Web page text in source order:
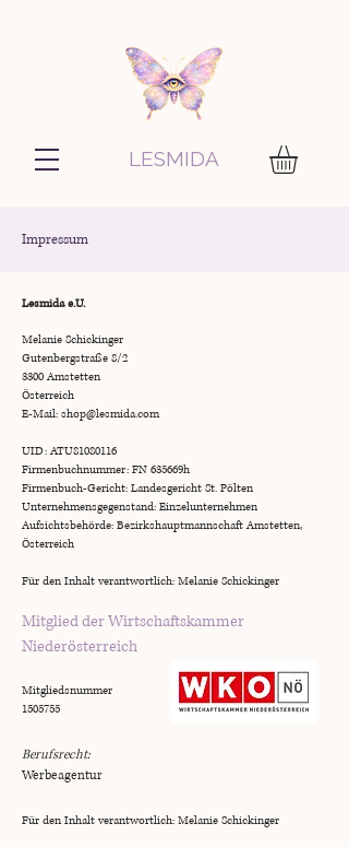
LESMIDA
Impressum
Lesmida e.U.
Melanie Schickinger
Gutenbergstraße 8/2
3300 Amstetten
Österreich
E-Mail: shop@lesmida.com
UID: ATU81080116
Firmenbuchnummer: FN 635669h
Firmenbuch-Gericht: Landesgericht St. Pölten
Unternehmensgegenstand: Einzelunternehmen
Aufsichtsbehörde: Bezirkshauptmannschaft Amstetten,
Österreich
Für den Inhalt verantwortlich: Melanie Schickinger
Mitglied der Wirtschaftskammer
Niederösterreich
Mitgliedsnummer
1505755
Berufsrecht:
Werbeagentur
Für den Inhalt verantwortlich: Melanie Schickinger